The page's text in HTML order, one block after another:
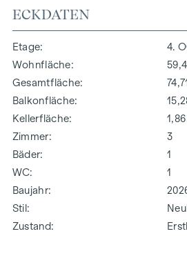
ECKDATEN
Etage
4.
Wohnfläche
Gesamtfläche
Balkonfläche
Kellerfläche
Zimmer
3
Bäder
1
WC
1
Baujahr
Stil
Zustand